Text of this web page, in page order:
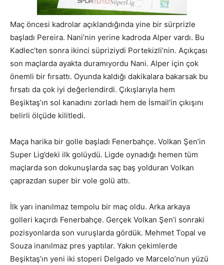
Maç öncesi kadrolar açıklandığında yine bir sürprizle
başladı Pereira. Nani’nin yerine kadroda Alper vardı. Bu
Kadlec’ten sonra ikinci süpriziydi Portekizli’nin. Açıkçası
son maçlarda ayakta duramıyordu Nani. Alper için çok
önemli bir fırsattı. Oyunda kaldığı dakikalara bakarsak bu
fırsatı da çok iyi değerlendirdi. Çıkışlarıyla hem
Beşiktaş’ın sol kanadını zorladı hem de İsmail’in çıkışını
belirli ölçüde kilitledi.
Maça harika bir golle başladı Fenerbahçe. Volkan Şen’in
Super Lig’deki ilk golüydü. Ligde oynadığı hemen tüm
maçlarda son dokunuşlarda saç baş yolduran Volkan
çaprazdan super bir vole golü attı.
İlk yarı inanılmaz tempolu bir maç oldu. Arka arkaya
golleri kaçırdı Fenerbahçe. Gerçek Volkan Şen’i sonraki
pozisyonlarda son vuruşlarda gördük. Mehmet Topal ve
Souza inanılmaz pres yaptılar. Yakın çekimlerde
Beşiktaş’ın yeni iki stoperi Delgado ve Marcelo’nun yüzü